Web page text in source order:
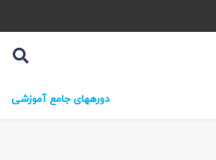
دورههای جامع آموزشی